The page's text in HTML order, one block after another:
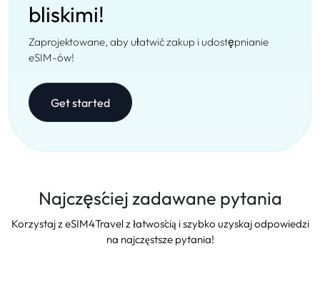
bliskimi!
Zaprojektowane, aby ułatwić zakup i udostępnianie
eSIM-ów!
Get started
Najczęściej zadawane pytania
Korzystaj z eSIM4Travel z łatwością i szybko uzyskaj odpowiedzi
na najczęstsze pytania!